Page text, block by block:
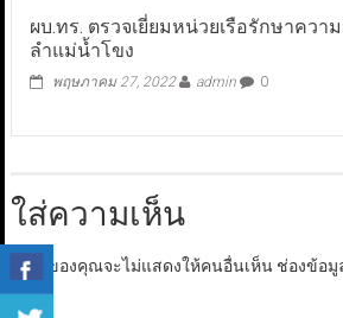
ผบ.ทร. ตรวจเยี่ยมหน่วยเรือรักษาควา
ลำแม่น้ำโขง
พฤษภาคม 27, 2022 admin 0
ใส่ความเห็น
อีเมลของคุณจะไม่แสดงให้คนอื่นเห็น ช่องข้อมู
*